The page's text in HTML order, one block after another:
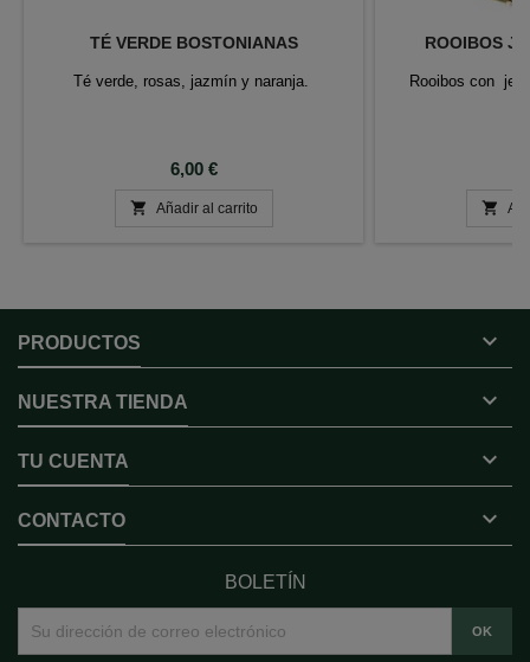
TÉ VERDE BOSTONIANAS
Té verde, rosas, jazmín y naranja.
Precio
6,00 €
 Añadir al carrito
ROOIBOS
Rooibos con

PRODUCTOS 
NUESTRA TIENDA 
TU CUENTA 
CONTACTO 
BOLETÍN